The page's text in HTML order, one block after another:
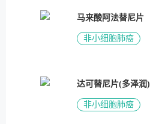
马来酸阿法替尼片
非小细胞肺癌
达可替尼片(多泽润)
非小细胞肺癌